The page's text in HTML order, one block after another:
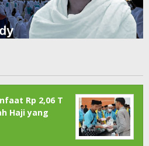
Rp 2,06 T
Haji yang